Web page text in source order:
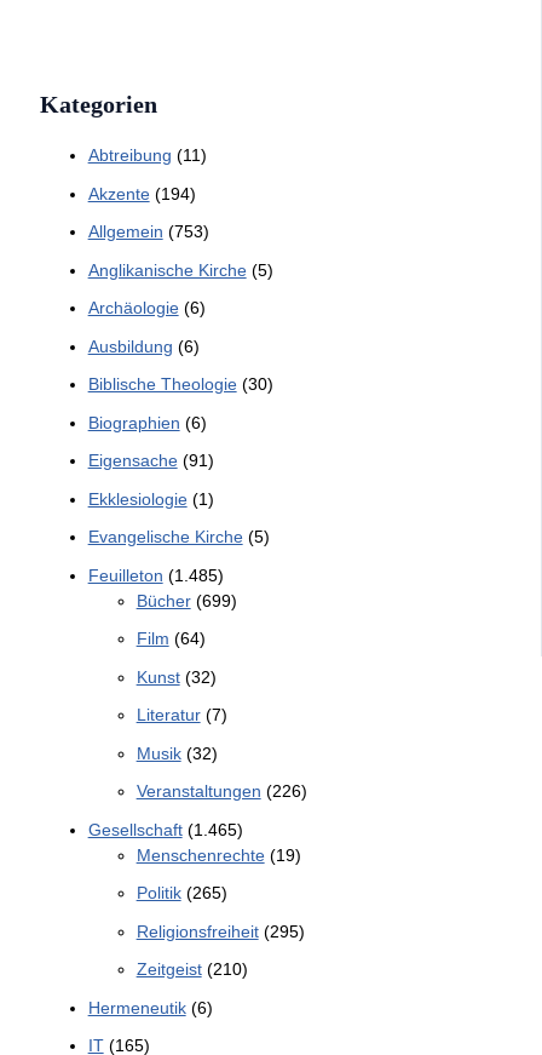
Kategorien
Abtreibung (11)
Akzente(194)
Allgemein (753)
Anglikanische Kirche(5)
Archäologie(6)
Ausbildung (6)
Biblische Theologie(30)
Biographien (6)
Eigensache(91)
Ekklesiologie(1)
Evangelische Kirche(5)
Feuilleton (1.485)
Bücher(699)
Film (64)
Kunst(32)
Literatur(7)
Musik(32)
Veranstaltungen (226)
Gesellschaft(1.465)
Menschenrechte(19)
Politik(265)
Religionsfreiheit(295)
Zeitgeist(210)
Hermeneutik(6)
IT(165)